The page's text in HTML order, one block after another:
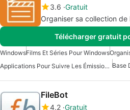
3.6 Gratuit
Organiser sa collection
Télécharger gratuit
WindowsFilms Et Séries Pour Windows
Applications Pour Suivre Les Émissions De Télévision Et Les Films Base
FileBot
4.2 Gratuit